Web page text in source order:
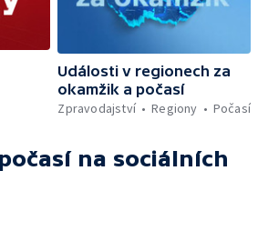
Události v regionech za
okamžik a počasí
Zpravodajství
Regiony Počasí
na sociálních